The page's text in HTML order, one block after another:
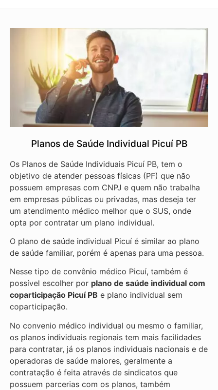
Planos de Saúde Individual Picuí PB
Os Planos de Saúde Individuais Picuí PB, tem o
objetivo de atender pessoas físicas (PF) que não
possuem empresas com CNPJ e quem não trabalha
em empresas públicas ou privadas, mas deseja ter
um atendimento médico melhor que o SUS, onde
opta por contratar um plano individual.
O plano de saúde individual Picuí é similar ao plano
de saúde familiar, porém é apenas para uma pessoa.
Nesse tipo de convênio médico Picuí, também é
possível escolher por plano de saúde individual com
coparticipação Picuí PB e plano individual sem
coparticipação.
No convenio médico individual ou mesmo o familiar,
os planos individuais regionais tem mais facilidades
para contratar, já os planos individuais nacionais e de
operadoras de saúde maiores, geralmente a
contratação é feita através de sindicatos que
possuem parcerias com os planos, também